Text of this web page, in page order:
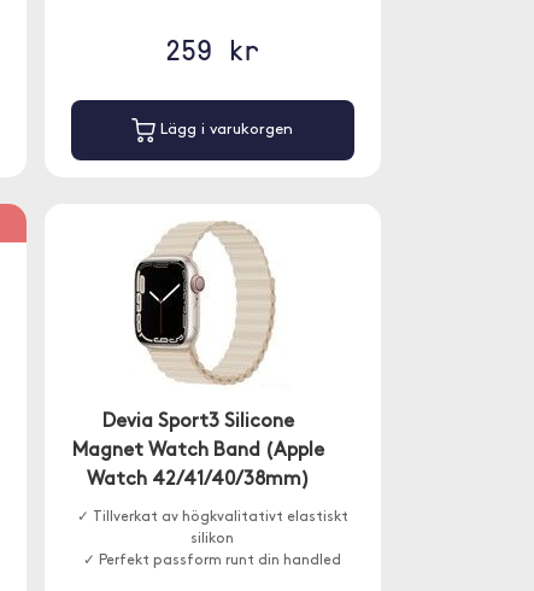
259 kr
Lägg i varukorgen
Devia Sport3 Silicone
Magnet Watch Band (Apple
Watch 42/41/40/38mm)
✓ Tillverkat av högkvalitativt elastiskt
silikon
✓ Perfekt passform runt din handled